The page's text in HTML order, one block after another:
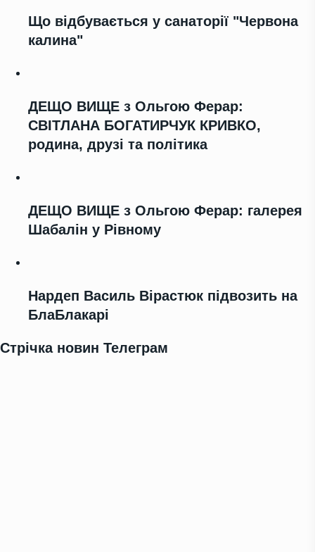
Що відбувається у санаторії "Червона
калина"
ДЕЩО ВИЩЕ з Ольгою Ферар:
СВІТЛАНА БОГАТИРЧУК КРИВКО,
родина, друзі та політика
ДЕЩО ВИЩЕ з Ольгою Ферар: галерея
Шабалін у Рівному
Нардеп Василь Вірастюк підвозить на
БлаБлакарі
Стрічка новин Телеграм